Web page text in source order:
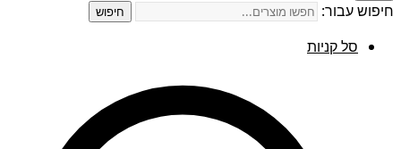
חיפוש עבור: חיפוש
סל קניות